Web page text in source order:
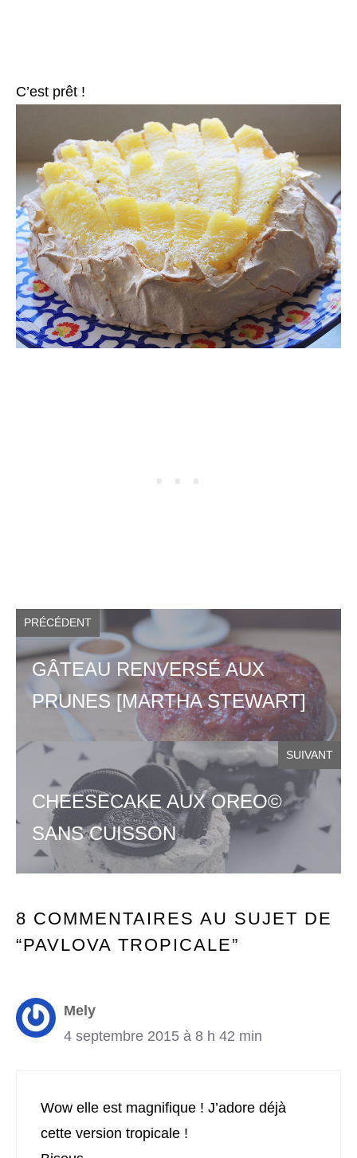
C’est prêt !
PRÉCÉDENT
GÂTEAU RENVERSÉ AUX
PRUNES [MARTHA STEWART]
SUIVANT
CHEESECAKE AUX OREO©
SANS CUISSON
8 COMMENTAIRES AU SUJET DE
“PAVLOVA TROPICALE”
Mely
4 septembre 2015 à 8 h 42 min
Wow elle est magnifique ! J’adore déjà
cette version tropicale !